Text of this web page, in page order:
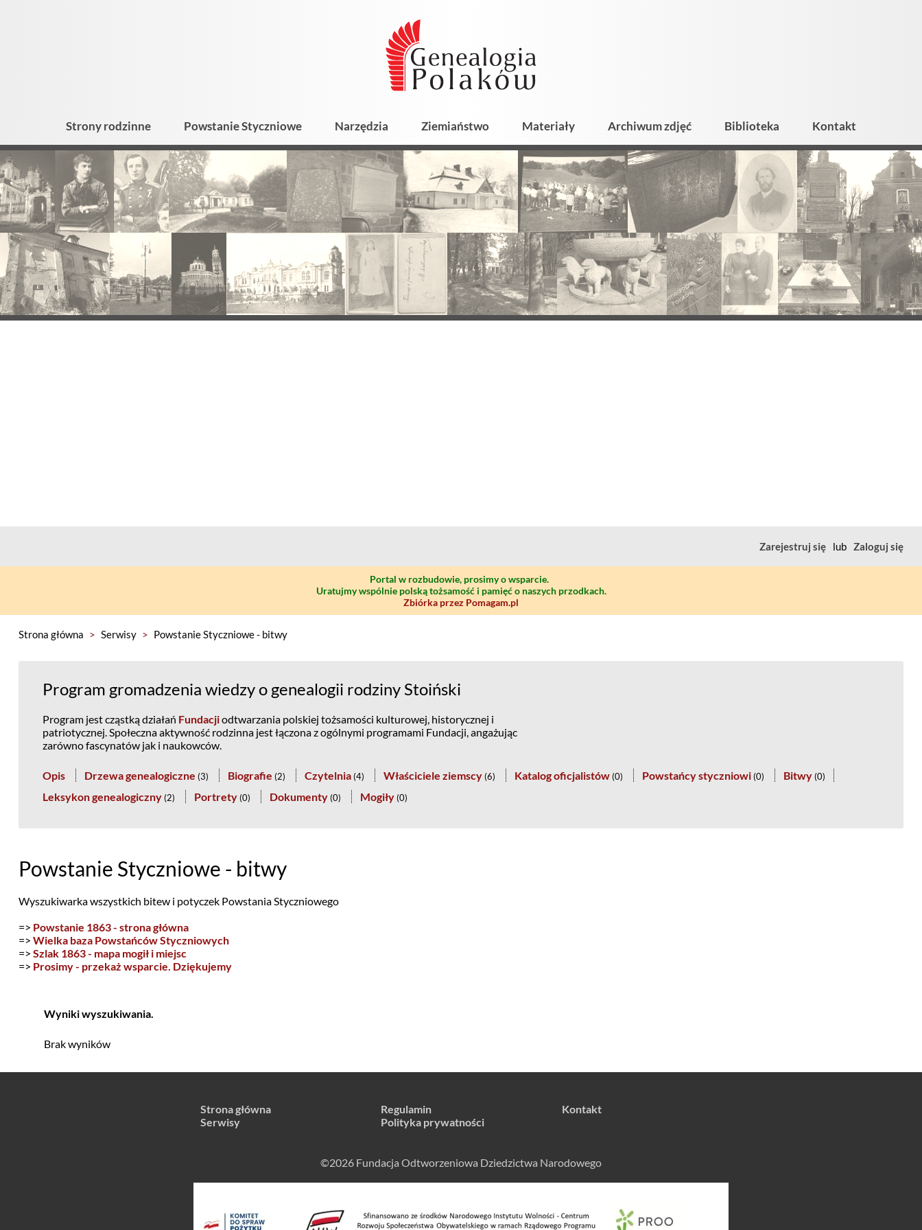
Strony rodzinne Powstanie Styczniowe Narzędzia Ziemiaństwo Materiały Archiwum zdjęć Biblioteka Kontakt
Zarejestruj się lub Zaloguj się
Portal w rozbudowie, prosimy o wsparcie.
Uratujmy wspólnie polską tożsamość i pamięć o naszych przodkach.
Zbiórka przez Pomagam.pl
Strona główna > Serwisy > Powstanie Styczniowe - bitwy
Program gromadzenia wiedzy o genealogii rodziny Stoiński
Program jest cząstką działań Fundacjiodtwarzania polskiej tożsamości kulturowej, historycznej i
patriotycznej. Społeczna aktywność rodzinna jest łączona z ogólnymi programami Fundacji, angażując
zarówno fascynatów jak i naukowców.
Opis Drzewa genealogiczne (3) Biografie (2) Czytelnia (4) Właściciele ziemscy (6) Katalog oficjalistów (0) Powstańcy styczniowi (0) Bitwy (0)
Leksykon genealogiczny (2) Portrety (0) Dokumenty (0) Mogiły (0)
Powstanie Styczniowe - bitwy
Wyszukiwarka wszystkich bitew i potyczek Powstania Styczniowego
=> Powstanie 1863 - strona główna
=> Wielka baza Powstańców Styczniowych
=> Szlak 1863 - mapa mogił i miejsc
=> Prosimy - przekaż wsparcie. Dziękujemy
Wyniki wyszukiwania.
Brak wyników
Strona główna
Serwisy
Regulamin
Polityka prywatności
Kontakt
©2026 Fundacja Odtworzeniowa Dziedzictwa Narodowego